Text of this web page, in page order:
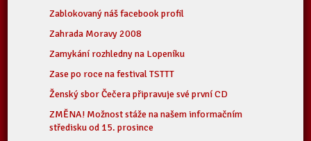
Zablokovaný náš facebook profil
Zahrada Moravy 2008
Zamykání rozhledny na Lopeníku
Zase po roce na festival TSTTT
Ženský sbor Čečera připravuje své první CD
ZMĚNA! Možnost stáže na našem informačním
středisku od 15. prosince